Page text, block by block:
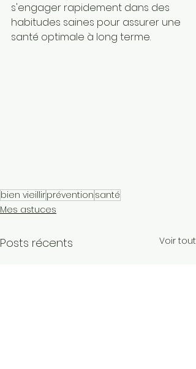
s'engager rapidement dans des
habitudes saines pour assurer une
santé optimale à long terme.
bien vieillirprévention santé
Mes astuces
Posts récents Voir tout